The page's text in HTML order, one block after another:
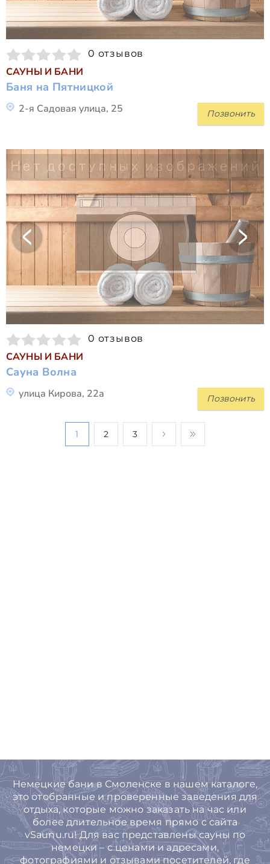
0 отзывов
САУНЫ И БАНИ
Баня на Пятницкой
Позвонить
2-я Садовая улица, 25
0 отзывов
САУНЫ И БАНИ
Сауна Волна
Позвонить
улица Кирова, 22а
1 2 3
Немецкие бани в Смоленске в нашем каталоге,
это отобранные и проверенные заведения для
отдыха, которые можно заказать на час или
более длительное время прямо с сайта
vSaunu.ru! Для вас представлены сауны по
немецки – с ценами и адресами,
фотографиями и отзывами посетителей, где